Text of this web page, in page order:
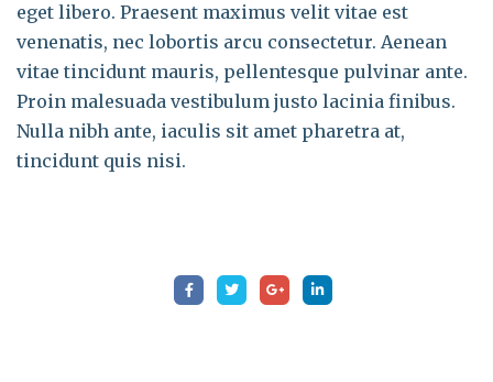
eget libero. Praesent maximus velit vitae est
venenatis, nec lobortis arcu consectetur. Aenean
vitae tincidunt mauris, pellentesque pulvinar ante.
Proin malesuada vestibulum justo lacinia finibus.
Nulla nibh ante, iaculis sit amet pharetra at,
tincidunt quis nisi.